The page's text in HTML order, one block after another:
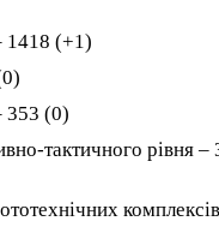
1418 (+1)
353 (0)
тактичного рівня ‒